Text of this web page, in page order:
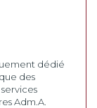
dédié
des
Adm.A.